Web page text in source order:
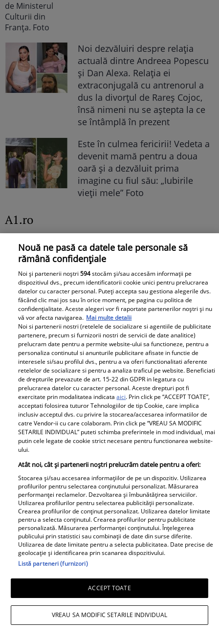
Noi dezvăluiri despre relația
actuală dintre Andreea Popescu
și Dan Alexa. Relația ei
extraconjugală cu antrenorul a
dus la divorțul de Rareș Cojoc,
însă nimeni nu se aștepta la ce
se întâmplă în prezent
Este în culmea fericirii! Vedeta a
devenit mamă pentru a doua
oară și a dezvăluit prima
imagine cu fiul său: „Iubirile
vieții mele” Foto
A1.ro
Poftiți pe la noi: Poftiți la
întrecere. Mirela Vaida și
Adriana Trandafir, în centrul
atenției după provocarea lui Nea
Mărin
Nouă ne pasă ca datele tale personale să
rămână confidențiale
Noi și partenerii noștri594stocăm și/sau accesăm informații pe
dispozitivul dvs., precum identificatorii cookie unici pentru prelucrarea
datelor cu caracter personal. Puteți accepta sau gestiona alegerile dvs.
făcând clic mai jos sau în orice moment, pe pagina cu politica de
confidențialitate. Aceste alegeri vor fi raportate partenerilor noștri și nu
vă vor afecta navigarea. Mai multe detalii
Noi si partenerii nostri (retelele de socializare si agentiile de publicitate
partenere, precum si furnizorii nostri de servicii de date analitice)
prelucram date pentru a permite website-ului sa functioneze, pentru a
personaliza continutul si anunturile publicitare afisate in functie de
interesele si/sau profilul dvs., pentru a va oferi functionalitati aferente
retelelor de socializare si pentru a analiza traficul pe website. Beneficiati
de drepturile prevazute de art. 15-22 din GDPR in legatura cu
prelucrarea datelor cu caracter personal. Aceste drepturi pot fi
exercitate prin modalitatea indicataaici. Prin click pe “ACCEPT TOATE”,
acceptati folosirea tuturor Tehnologiilor de tip Cookie, care implica
inclusiv acceptul dvs. cu privire la stocarea/accesarea informatiilor de
catre Vendor-ii cu care colaboram. Prin click pe “VREAU SA MODIFIC
SETARILE INDIVIDUAL” puteti schimba preferintele in mod individual, mai
putin cele legate de cookie strict necesare pentru functionarea website-
ului.
Atât noi, cât și partenerii noștri prelucrăm datele pentru a oferi:
Stocarea și/sau accesarea informațiilor de pe un dispozitiv. Utilizarea
profilurilor pentru selectarea conținutului personalizat. Măsurarea
performanței reclamelor. Dezvoltarea și îmbunătățirea serviciilor.
Utilizarea profilurilor pentru selectarea publicității personalizate.
Crearea profilurilor de conținut personalizat. Utilizarea datelor limitate
pentru a selecta conținutul. Crearea profilurilor pentru publicitate
personalizată. Măsurarea performanței conținutului. Înțelegerea
publicului prin statistici sau combinații de date din surse diferite.
Utilizarea de date limitate pentru a selecta publicitatea. Date precise de
geolocație și identificarea prin scanarea dispozitivului.
Listă parteneri (furnizori)
ACCEPT TOATE
VREAU SA MODIFIC SETARILE INDIVIDUAL